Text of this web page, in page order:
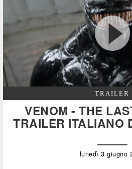
TRAILER
VENOM - THE
TRAILER ITALIANO
lunedì 3 giugno